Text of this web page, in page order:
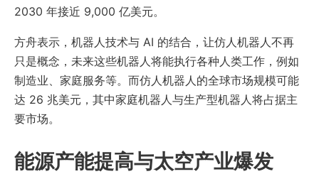
2030 年接近 9,000 亿美元。
方舟表示，机器人技术与 AI 的结合，让仿人机器人不再
只是概念，未来这些机器人将能执行各种人类工作，例如
制造业、家庭服务等。而仿人机器人的全球市场规模可能
达 26 兆美元，其中家庭机器人与生产型机器人将占据主
要市场。
能源产能提高与太空产业爆发